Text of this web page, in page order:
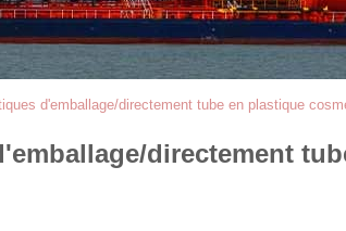
d'emballage/directement tube en plastique
directement